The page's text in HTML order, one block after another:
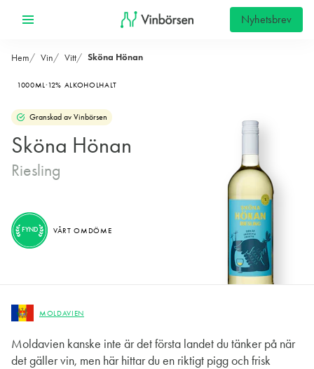
Nyhetsbrev
Hem Vin Vitt Sköna Hönan
1000ML 12% ALKOHOLHALT
Granskad av Vinbörsen
Sköna Hönan
Riesling
MOLDAVIEN
Moldavien kanske inte är det första landet du tänker på när
det gäller vin, men här hittar du en riktigt pigg och frisk
FYND VÅRT OMDÖME